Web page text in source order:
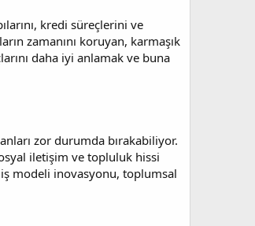
kredi süreçlerini ve
zamanını koruyan, karmaşık
daha iyi anlamak ve buna
zor durumda bırakabiliyor.
iletişim ve topluluk hissi
modeli inovasyonu, toplumsal